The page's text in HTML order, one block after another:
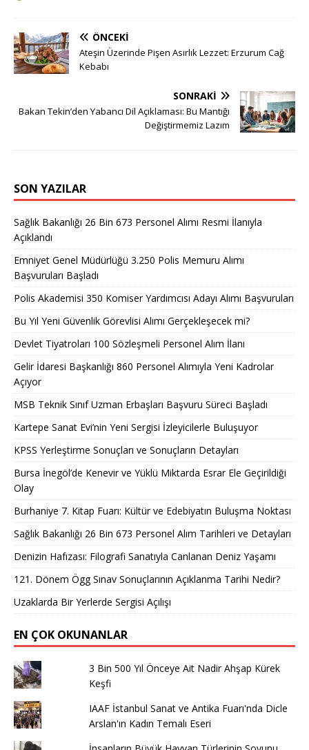
ÖNCEKI
Ateşin Üzerinde Pişen Asırlık Lezzet: Erzurum Cağ
Kebabı
SONRAKI
Bakan Tekin’den Yabancı Dil Açıklaması: Bu Mantığı
Değiştirmemiz Lazım
SON YAZILAR
Sağlık Bakanlığı 26 Bin 673 Personel Alımı Resmi İlanıyla
Açıklandı
Emniyet Genel Müdürlüğü 3.250 Polis Memuru Alımı
Başvuruları Başladı
Polis Akademisi 350 Komiser Yardımcısı Adayı Alımı Başvuruları
Bu Yıl Yeni Güvenlik Görevlisi Alımı Gerçekleşecek mi?
Devlet Tiyatroları 100 Sözleşmeli Personel Alım İlanı
Gelir İdaresi Başkanlığı 860 Personel Alımıyla Yeni Kadrolar
Açıyor
MSB Teknik Sınıf Uzman Erbaşları Başvuru Süreci Başladı
Kartepe Sanat Evi’nin Yeni Sergisi İzleyicilerle Buluşuyor
KPSS Yerleştirme Sonuçları ve Sonuçların Detayları
Bursa İnegöl’de Kenevir ve Yüklü Miktarda Esrar Ele Geçirildiği
Olay
Burhaniye 7. Kitap Fuarı: Kültür ve Edebiyatın Buluşma Noktası
Sağlık Bakanlığı 26 Bin 673 Personel Alım Tarihleri ve Detayları
Denizin Hafızası: Filografi Sanatıyla Canlanan Deniz Yaşamı
121. Dönem Ögg Sınav Sonuçlarının Açıklanma Tarihi Nedir?
Uzaklarda Bir Yerlerde Sergisi Açılışı
EN ÇOK OKUNANLAR
3 Bin 500 Yıl Önceye Ait Nadir Ahşap Kürek
Keşfi
IAAF İstanbul Sanat ve Antika Fuarı'nda Dicle
Arslan'ın Kadın Temalı Eseri